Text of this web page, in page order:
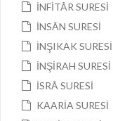
İNFİTÂR SURESİ
İNSÂN SURESİ
İNŞIKAK SURESİ
İNŞİRAH SURESİ
İSRÂ SURESİ
KAARİA SURESİ